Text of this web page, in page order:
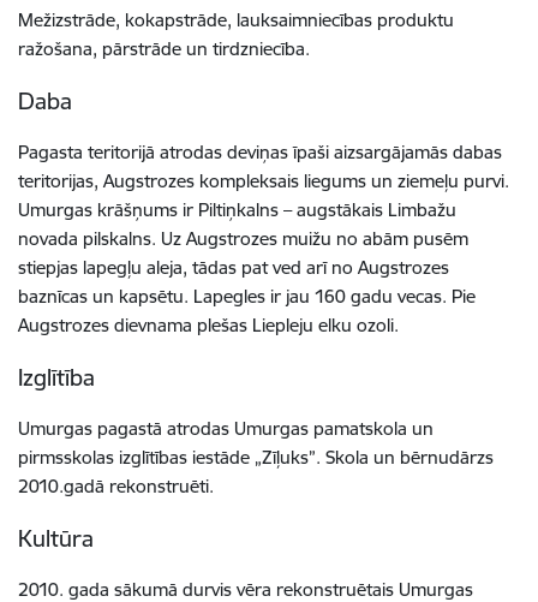
Mežizstrāde, kokapstrāde, lauksaimniecības produktu
ražošana, pārstrāde un tirdzniecība.
Daba
Pagasta teritorijā atrodas deviņas īpaši aizsargājamās dabas
teritorijas, Augstrozes kompleksais liegums un ziemeļu purvi.
Umurgas krāšņums ir Piltiņkalns – augstākais Limbažu
novada pilskalns. Uz Augstrozes muižu no abām pusēm
stiepjas lapegļu aleja, tādas pat ved arī no Augstrozes
baznīcas un kapsētu. Lapegles ir jau 160 gadu vecas. Pie
Augstrozes dievnama plešas Liepleju elku ozoli.
Izglītība
Umurgas pagastā atrodas Umurgas pamatskola un
pirmsskolas izglītības iestāde „Zīļuks”. Skola un bērnudārzs
2010.gadā rekonstruēti.
Kultūra
2010. gada sākumā durvis vēra rekonstruētais Umurgas